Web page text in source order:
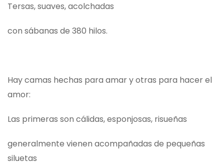
Tersas, suaves, acolchadas
con sábanas de 380 hilos.
Hay camas hechas para amar y otras para hacer el
amor:
Las primeras son cálidas, esponjosas, risueñas
generalmente vienen acompañadas de pequeñas
siluetas